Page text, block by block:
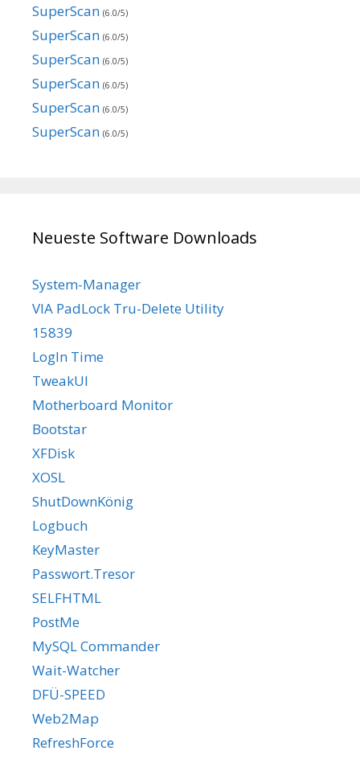
SuperScan (6.0/5)
SuperScan (6.0/5)
SuperScan (6.0/5)
SuperScan (6.0/5)
SuperScan (6.0/5)
SuperScan (6.0/5)
Neueste Software Downloads
System-Manager
VIA PadLock Tru-Delete Utility
15839
LogIn Time
TweakUI
Motherboard Monitor
Bootstar
XFDisk
XOSL
ShutDownKönig
Logbuch
KeyMaster
Passwort.Tresor
SELFHTML
PostMe
MySQL Commander
Wait-Watcher
DFÜ-SPEED
Web2Map
RefreshForce